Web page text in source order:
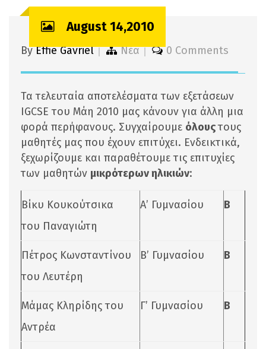
August 14,2010
ByEffie Gavriel Νέα 0 Comments
Τα τελευταία αποτελέσματα των εξετάσεων
IGCSE του Μάη 2010 μας κάνουν για άλλη μια
φορά περήφανους. Συγχαίρουμε όλουςτους
μαθητές μας που έχουν επιτύχει. Ενδεικτικά,
ξεχωρίζουμε και παραθέτουμε τις επιτυχίες
των μαθητών μικρότερων ηλικιών:
Βίκυ Κουκούτσικα
του Παναγιώτη
Α’ Γυμνασίου Β
Πέτρος Κωνσταντίνου
του Λευτέρη
Β’ Γυμνασίου Β
Μάμας Κληρίδης του
Αντρέα
Γ’ Γυμνασίου Β